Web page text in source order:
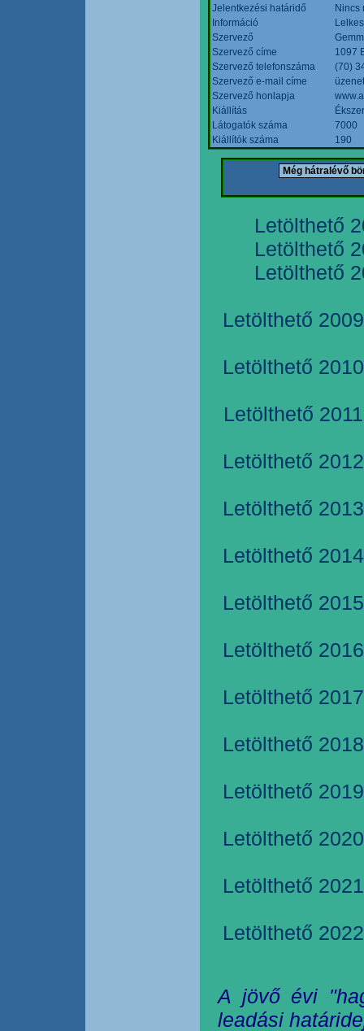
Jelentkezési határidő
Nincs
Információ
Szervező
Szervező címe
1097
Szervező telefonszáma
(70)
Szervező e-mail címe
Szervező honlapja
Kiállítás
Látogatók száma
7000
Kiállítók száma
190
Letölthető
Letölthető
Letölthető
Letölthető
Letölthető
Letölthető
Letölthető
Letölthető
Letölthető
Letölthető
Letölthető
Letölthető
Letölthető
Letölthető
Letölthető
Letölthető
Letölthető
A jövő évi
leadási